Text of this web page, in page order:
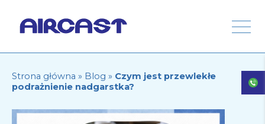
Strona główna » Blog » Czym jest przewlekłe
podrażnienie nadgarstka?